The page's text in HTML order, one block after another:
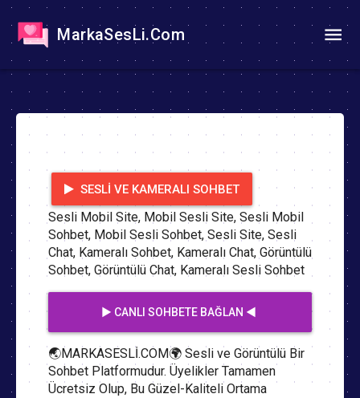
MarkaSesLi.Com
SESLI VE KAMERALI SOHBET
Sesli Mobil Site, Mobil Sesli Site, Sesli Mobil
Sohbet, Mobil Sesli Sohbet, Sesli Site, Sesli
Chat, Kameralı Sohbet, Kameralı Chat, Görüntülü
Sohbet, Görüntülü Chat, Kameralı Sesli Sohbet
▶️ CANLI SOHBETE BAĞLAN ◀️
🌏MARKASESLİ.COM🌍 Sesli ve Görüntülü Bir
Sohbet Platformudur. Üyelikler Tamamen
Ücretsiz Olup, Bu Güzel-Kaliteli Ortama